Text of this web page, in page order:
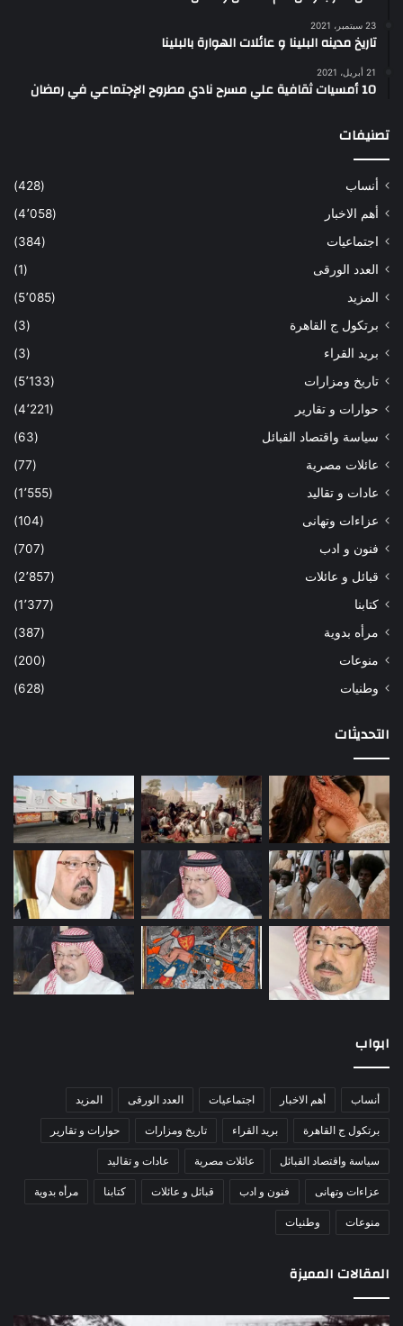
23 سبتمبر، 2021
تاريخ مدينه البلينا و عائلات الهوارة بالبلينا
21 أبريل، 2021
10 أمسيات ثقافية علي مسرح نادي مطروح الإجتماعي في رمضان
تصنيفات
أنساب
(428)
أهم الاخبار
(4٬058)
اجتماعيات
(384)
العدد الورقى
(1)
المزيد
(5٬085)
برتكول ج القاهرة
(3)
بريد القراء
(3)
تاريخ ومزارات
(5٬133)
حوارات و تقارير
(4٬221)
سياسة واقتصاد القبائل
(63)
عائلات مصرية
(77)
عادات و تقاليد
(1٬555)
عزاءات وتهانى
(104)
فنون و ادب
(707)
قبائل و عائلات
(2٬857)
كتابنا
(1٬377)
مرأه بدوية
(387)
منوعات
(200)
وطنيات
(628)
التحديثات
ابواب
أنساب أهم الاخبار اجتماعيات العدد الورقى المزيد
برتكول ج القاهرة بريد القراء تاريخ ومزارات حوارات و تقارير
سياسة واقتصاد القبائل عائلات مصرية عادات و تقاليد
عزاءات وتهانى فنون و ادب قبائل و عائلات كتابنا مرأه بدوية
منوعات وطنيات
المقالات المميزة
مذبحة